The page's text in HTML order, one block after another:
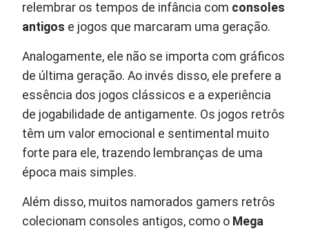
relembrar os tempos de infância com consoles
antigos e jogos que marcaram uma geração.
Analogamente, ele não se importa com gráficos
de última geração. Ao invés disso, ele prefere a
essência dos jogos clássicos e a experiência
de jogabilidade de antigamente. Os jogos retrôs
têm um valor emocional e sentimental muito
forte para ele, trazendo lembranças de uma
época mais simples.
Além disso, muitos namorados gamers retrôs
colecionam consoles antigos, como o Mega